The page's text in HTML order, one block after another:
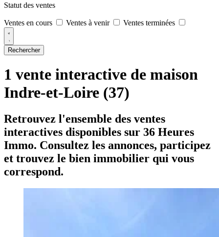
Statut des ventes
Ventes en cours Ventes à venir Ventes terminées
Rechercher
1 vente interactive de maison
Indre-et-Loire (37)
Retrouvez l'ensemble des ventes
interactives disponibles sur 36 Heures
Immo. Consultez les annonces, participez
et trouvez le bien immobilier qui vous
correspond.